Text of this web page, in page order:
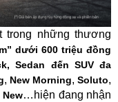
trong những thương
dưới 600 triệu đồng
Sedan đến SUV đa
, New Morning,Soluto,
New…hiện đang nhận